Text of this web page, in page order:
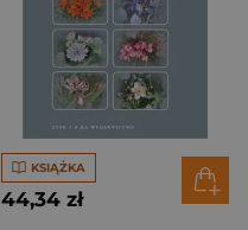
KSIĄŻKA
44,34 zł